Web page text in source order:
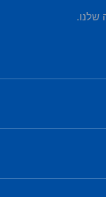
שלנו.